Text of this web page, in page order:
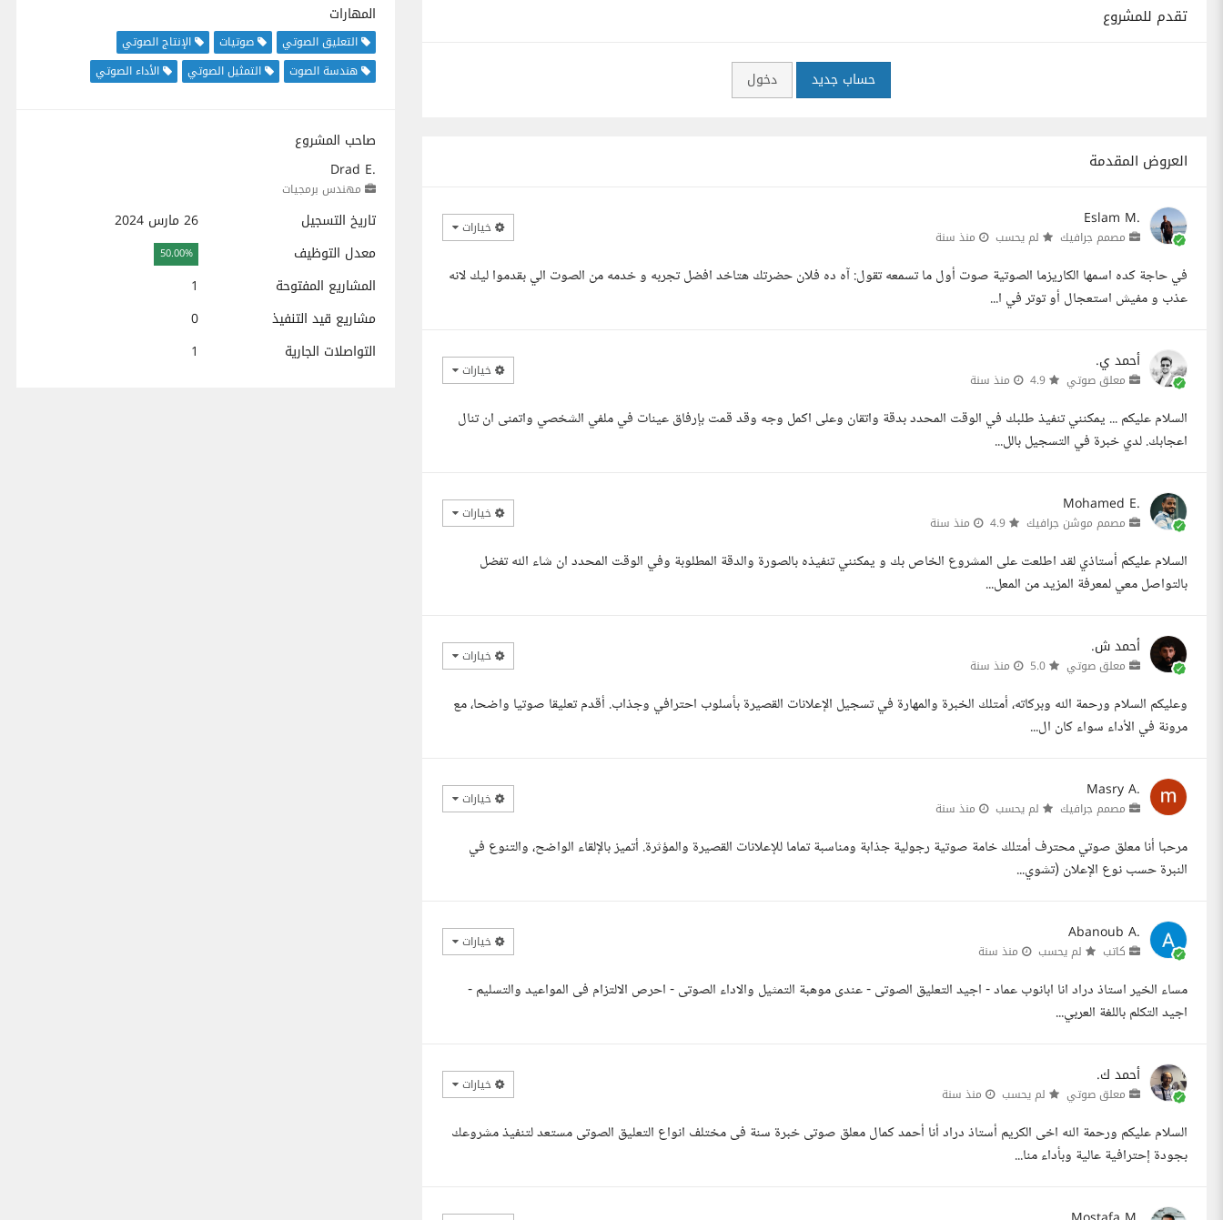
المهارات
التعليق الصوتي صوتيات
الإنتاج الصوتي
هندسة الصوت
التمثيل الصوتي الأداء الصوتي
صاحب المشروع
Drad E.
مهندس برمجيات
تاريخ التسجيل
26 مارس 2024
معدل التوظيف
50.00%
المشاريع المفتوحة
1
مشاريع قيد التنفيذ
0
التواصلات الجارية
1
تقدم للمشروع
حساب جديد دخول
العروض المقدمة
Eslam M.
مصمم جرافيك لم يحسب منذ سنة خيارات
في حاجة كده اسمها الكاريزما الصوتية صوت أول ما تسمعه تقول: آه ده فلان حضرتك هتاخد افضل تجربه و خدمه من الصوت الي بقدموا ليك لانه
عذب و مفيش استعجال أو توتر في ا...
أحمد ي.
معلق صوتي منذ سنة خيارات
السلام عليكم ... يمكنني تنفيذ طلبك في الوقت المحدد بدقة واتقان وعلى اكمل وجه وقد قمت بإرفاق عينات في ملفي الشخصي واتمنى ان تنال
اعجابك. لدي خبرة في التسجيل بالل...
Mohamed E.
مصمم موشن جرافيك منذ سنة خيارات
السلام عليكم أستاذي لقد اطلعت على المشروع الخاص بك و يمكنني تنفيذه بالصورة والدقة المطلوبة وفي الوقت المحدد ان شاء الله تفضل
بالتواصل معي لمعرفة المزيد من المعل...
أحمد ش.
معلق صوتي منذ سنة خيارات
وعليكم السلام ورحمة الله وبركاته، أمتلك الخبرة والمهارة في تسجيل الإعلانات القصيرة بأسلوب احترافي وجذاب. أقدم تعليقا صوتيا واضحا، مع
مرونة في الأداء سواء كان ال...
Masry A.
مصمم جرافيك لم يحسب منذ سنة خيارات
مرحبا أنا معلق صوتي محترف أمتلك خامة صوتية رجولية جذابة ومناسبة تماما للإعلانات القصيرة والمؤثرة. أتميز بالإلقاء الواضح، والتنوع في
النبرة حسب نوع الإعلان (تشوي...
Abanoub A.
كاتب لم يحسب منذ سنة خيارات
مساء الخير استاذ دراد انا ابانوب عماد - اجيد التعليق الصوتى - عندى موهبة التمثيل والاداء الصوتى - احرص الالتزام فى المواعيد والتسليم -
اجيد التكلم باللغة العربي...
أحمد ك.
معلق صوتي لم يحسب منذ سنة خيارات
السلام عليكم ورحمة الله اخى الكريم أستاذ دراد أنا أحمد كمال معلق صوتى خبرة سنة فى مختلف انواع التعليق الصوتى مستعد لتنفيذ مشروعك
بجودة إحترافية عالية وبأداء منا...